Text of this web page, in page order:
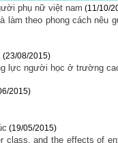
phụ nữ việt nam (11/10/
làm theo phong cách nêu
(23/08/2015)
lực người học ở trường
2015)
(19/05/2015)
class, and the effects of